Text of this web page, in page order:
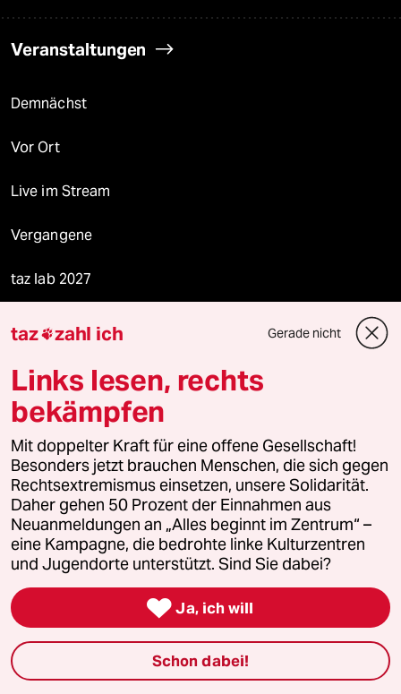
Veranstaltungen
Demnächst
Vor Ort
Live im Stream
Vergangene
taz lab 2027
taz Blogs
taz FUTURZWEI
Le Monde diplomatique
taz Archiv
Mehr taz Angebote
Reisen
taz zahl ich Gerade nicht
Links lesen, rechts
bekämpfen
Mit doppelter Kraft für eine offene Gesellschaft!
Besonders jetzt brauchen Menschen, die sich gegen
Rechtsextremismus einsetzen, unsere Solidarität.
Daher gehen 50 Prozent der Einnahmen aus
Neuanmeldungen an „Alles beginnt im Zentrum“ –
eine Kampagne, die bedrohte linke Kulturzentren
und Jugendorte unterstützt. Sind Sie dabei?
 Ja, ich will
Schon dabei!